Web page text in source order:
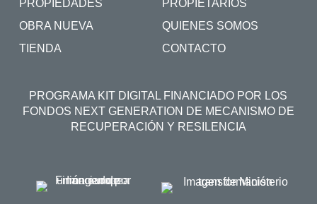
PROPIEDADES
PROPIETARIOS
OBRA NUEVA
QUIENES SOMOS
TIENDA
CONTACTO
PROGRAMA KIT DIGITAL FINANCIADO POR LOS
FONDOS NEXT GENERATION DE MECANISMO DE
RECUPERACIÓN Y RESILENCIA